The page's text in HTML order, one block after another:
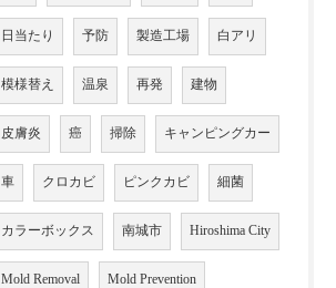
日当たり 予防 製造工場 白アリ
模様替え 温泉 再発 建物
皮膚炎 癌 掃除 キャンピングカー
車 クロカビ ピンクカビ 細菌
カラーボックス 南城市 Hiroshima City
Mold Removal Mold Prevention